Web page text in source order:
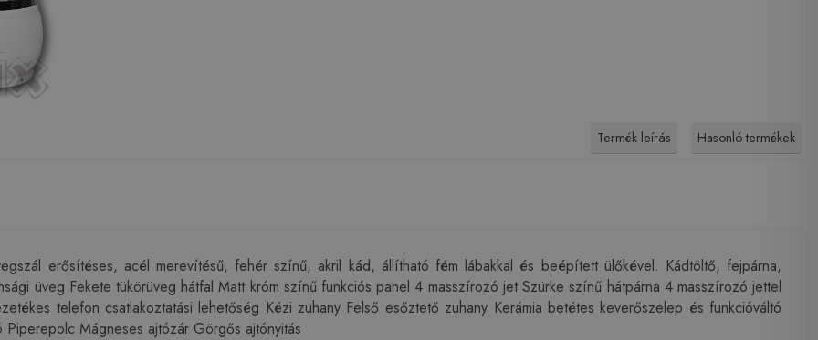
Termék leírás Hasonló termékek
erősítéses, acél merevítésű, fehér színű, akril kád, állítható fém lábakkal és beépített ülőkével. Kádtöltő, fejpárna,
üveg Fekete tükörüveg hátfal Matt króm színű funkciós panel 4 masszírozó jet Szürke színű hátpárna 4 masszírozó jettel
telefon csatlakoztatási lehetőség Kézi zuhany Felső esőztető zuhany Kerámia betétes keverőszelep és funkcióváltó
Mágneses ajtózár Görgős ajtónyitás